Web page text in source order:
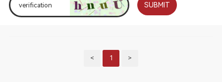
SUBMIT
< 1 >